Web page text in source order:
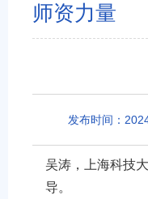
师资力量
发布时间：
吴涛，上海科技
导。